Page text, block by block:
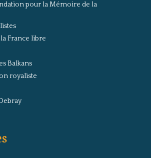
pour la Mémoire de la
France libre
Balkans
royaliste